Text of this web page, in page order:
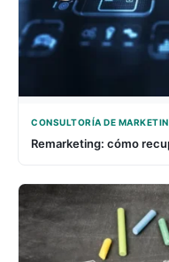
CONSULTORÍA DE
Remarketing: cómo